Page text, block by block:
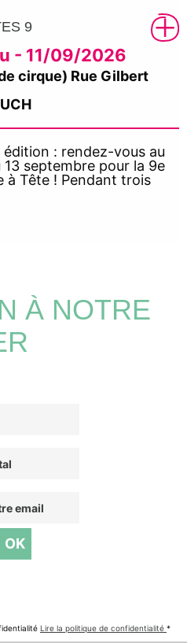
9
- 11/09/2026
cirque) Rue Gilbert
: rendez-vous au
13 septembre pour la 9e
à Tête ! Pendant trois
À NOTRE
Lire la politique de confidentialité *